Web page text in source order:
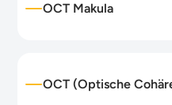
OCT Makula
OCT (Optische